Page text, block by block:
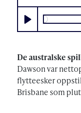
De australske
Dawson var
flytteesker
Brisbane som
Play